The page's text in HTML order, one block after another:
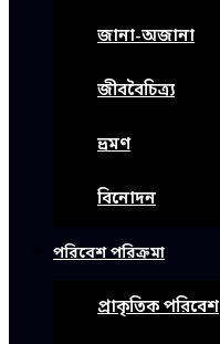
জানা-অজানা
জীববৈচিত্র্য
ভ্রমণ
বিনোদন
পরিবেশ পরিক্রমা
প্রাকৃতিক পরিবেশ